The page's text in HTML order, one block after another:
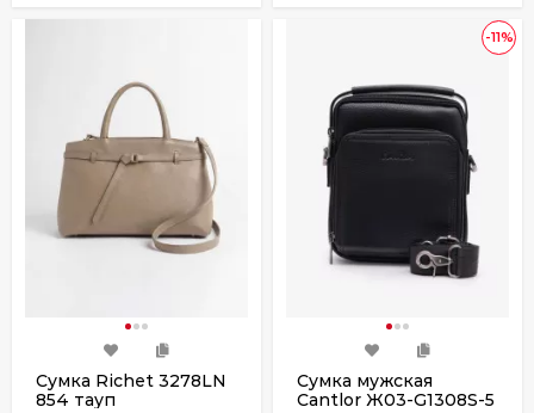
Сумка Richet 3278LN
854 тауп
-11%
Сумка мужская
Cantlor Ж03-G1308S-5